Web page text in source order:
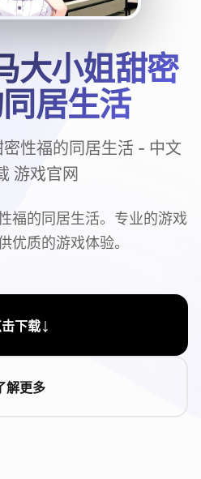
大小姐甜密
居生活
性福的同居生活 - 中文
游戏官网
福的同居生活。专业的游戏
优质的游戏体验。
下载↓
了解更多